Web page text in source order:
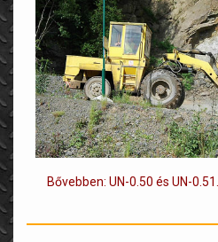
Bővebben: UN-0.50 és UN-0.51...